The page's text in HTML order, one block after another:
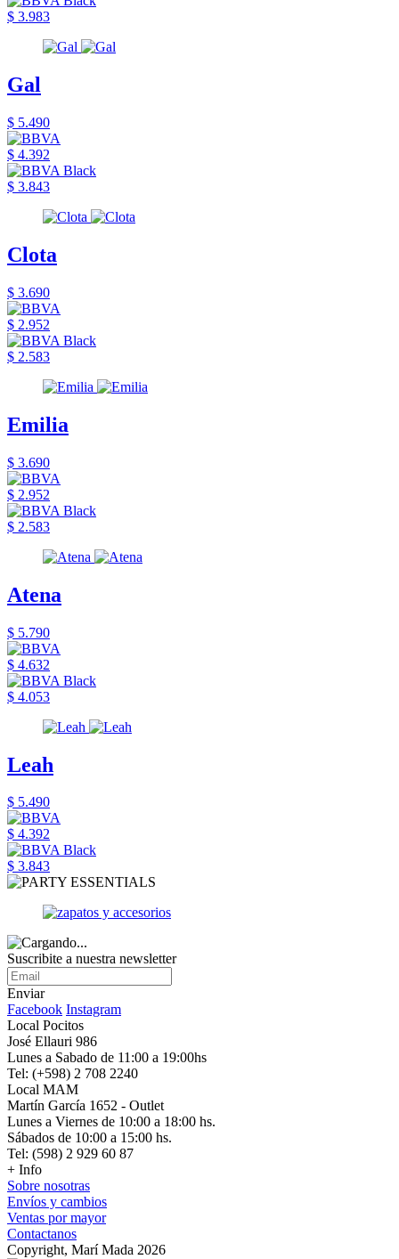
$ 3.983
Gal
$ 5.490
$ 4.392
$ 3.843
Clota
$ 3.690
$ 2.952
$ 2.583
Emilia
$ 3.690
$ 2.952
$ 2.583
Atena
$ 5.790
$ 4.632
$ 4.053
Leah
$ 5.490
$ 4.392
$ 3.843
Suscribite a nuestra newsletter
Enviar
Facebook Instagram
Local Pocitos
José Ellauri 986
Lunes a Sabado de 11:00 a 19:00hs
Tel: (+598) 2 708 2240
Local MAM
Martín García 1652 - Outlet
Lunes a Viernes de 10:00 a 18:00 hs.
Sábados de 10:00 a 15:00 hs.
Tel: (598) 2 929 60 87
+ Info
Sobre nosotras
Envíos y cambios
Ventas por mayor
Contactanos
Copyright, Marí Mada 2026